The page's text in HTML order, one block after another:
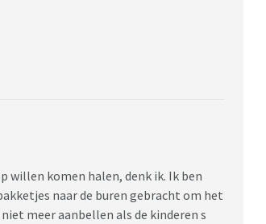
willen komen halen, denk ik. Ik ben
naar de buren gebracht om het
meer aanbellen als de kinderen s